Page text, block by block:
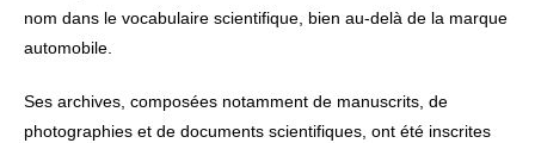
nom dans le vocabulaire scientifique, bien au-delà de la marque
automobile.
Ses archives, composées notamment de manuscrits, de
photographies et de documents scientifiques, ont été inscrites